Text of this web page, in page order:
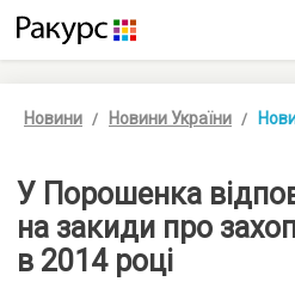
Новини Новини України
У Порошенка
на закиди про
в 2014 році